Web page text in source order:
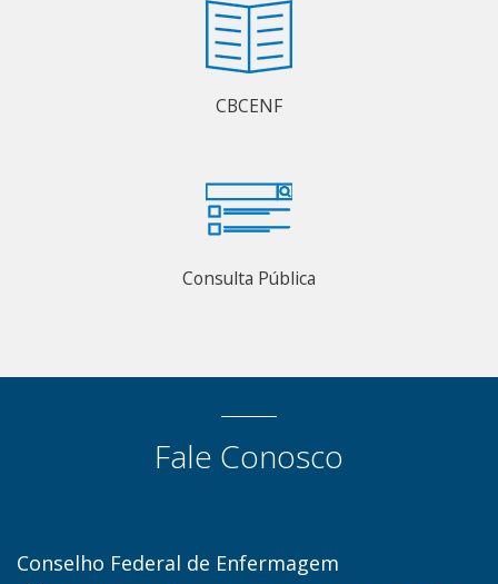
CBCENF
Consulta Pública
Fale Conosco
Conselho Federal de Enfermagem